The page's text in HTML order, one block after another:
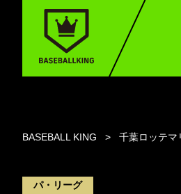
BASEBALL KING 千葉ロッテマ
パ・リーグ